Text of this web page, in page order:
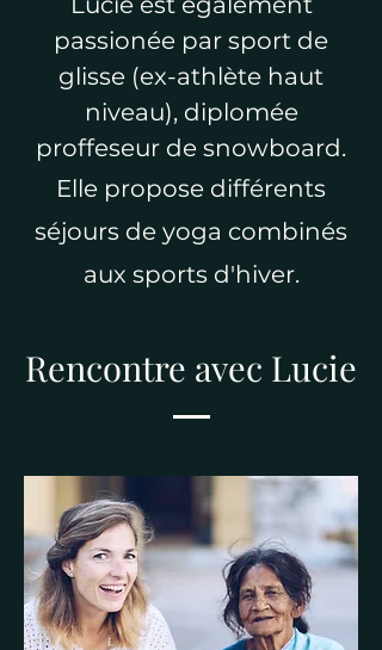
passionée par sport de
glisse (ex-athlète haut
niveau), diplomée
proffeseur de snowboard.
Elle propose différents
séjours de yoga combinés
aux sports d'hiver.
Rencontre avec Lucie